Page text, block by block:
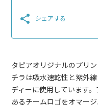
share シェアする
タピアオリジナルのプリ
チラは吸水速乾性と紫外
ディーに使用しています
あるチームロゴをオマー